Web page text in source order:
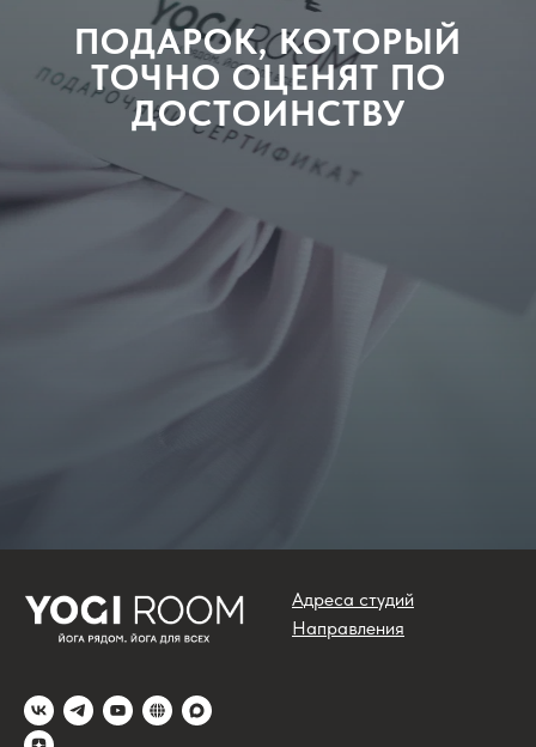
ПОДАРОК, КОТОРЫЙ
ТОЧНО ОЦЕНЯТ ПО
ДОСТОИНСТВУ
Адреса студий
Направления